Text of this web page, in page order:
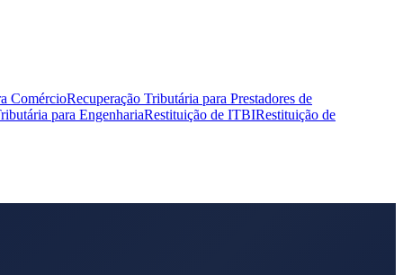
ComércioRecuperação Tributária para Prestadores de
para EngenhariaRestituição de ITBIRestituição de